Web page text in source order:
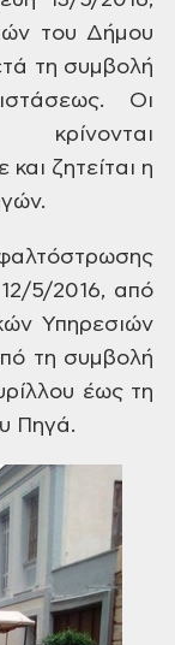
του Δήμου
τη συμβολή
Οι
και ζητείται η
12/5/2016, από
Υπηρεσιών
τη συμβολή
έως τη
Πηγά.